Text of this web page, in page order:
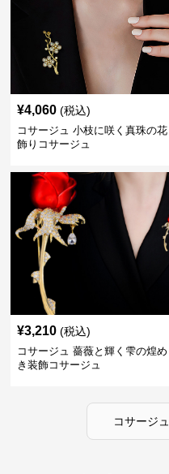
¥4,060 (税込)
コサージュ 小枝に咲く真珠の花
飾りコサージュ
¥3,210 (税込)
コサージュ 薔薇と輝く雫の煌め
き装飾コサージュ
コサージュ